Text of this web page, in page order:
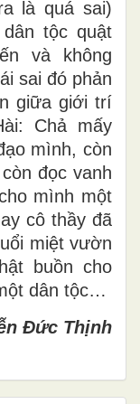
là quá sai)
tộc quật
và không
sai đó phản
giữa giới trí
Chả mấy
mình, còn
đọc vanh
mình một
cô thầy đã
miệt vườn
buồn cho
dân tộc…
Đức Thịnh